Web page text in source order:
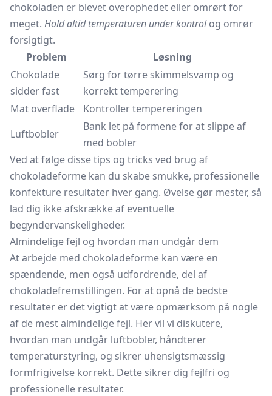
chokoladen er blevet overophedet eller omrørt for
meget. Hold altid temperaturen under kontrolog omrør
forsigtigt.
Problem
Løsning
Chokolade
sidder fast
Sørg for tørre skimmelsvamp og
korrekt temperering
Mat overflade
Kontroller tempereringen
Luftbobler
Bank let på formene for at slippe af
med bobler
Ved at følge disse tips og tricks ved brug af
chokoladeforme kan du skabe smukke, professionelle
konfekture resultater hver gang. Øvelse gør mester, så
lad dig ikke afskrække af eventuelle
begyndervanskeligheder.
Almindelige fejl og hvordan man undgår dem
At arbejde med chokoladeforme kan være en
spændende, men også udfordrende, del af
chokoladefremstillingen. For at opnå de bedste
resultater er det vigtigt at være opmærksom på nogle
af de mest almindelige fejl. Her vil vi diskutere,
hvordan man undgår luftbobler, håndterer
temperaturstyring, og sikrer uhensigtsmæssig
formfrigivelse korrekt. Dette sikrer dig fejlfri og
professionelle resultater.